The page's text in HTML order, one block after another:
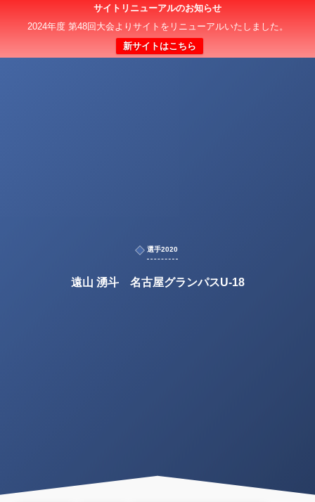
サイトリニューアルのお知らせ
2024年度 第48回大会よりサイトをリニューアルいたしました。
新サイトはこちら
選手2020
遠山 湧斗 名古屋グランパスU-18